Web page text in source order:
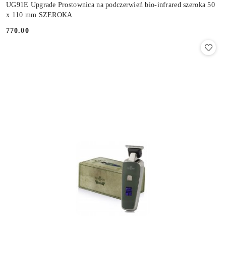
UG91E Upgrade Prostownica na podczerwień bio-infrared szeroka 50
x 110 mm SZEROKA
Cena:
770.00